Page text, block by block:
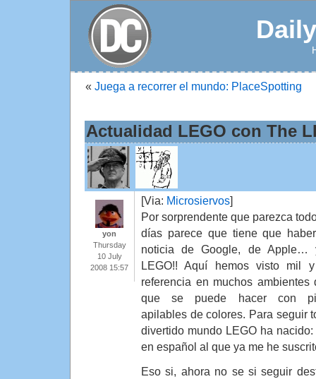
« Juega a recorrer el mundo: PlaceSpotting
Actualidad LEGO con The
yon
Thursday
10 July
2008 15:57
[Via: Microsiervos]
Por sorprendente que parezca
días parece que tiene que
noticia de Google, de Apple…
LEGO!! Aquí hemos visto mil
referencia en muchos ambientes
que se puede hacer con
apilables de colores. Para seguir
divertido mundo LEGO ha nacido:
en español al que ya me he
Eso si, ahora no se si seguir